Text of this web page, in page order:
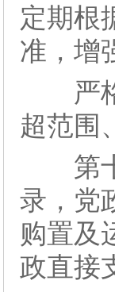
定期根
准，增
严格
超范围
第十
录，党
购置及
政直接